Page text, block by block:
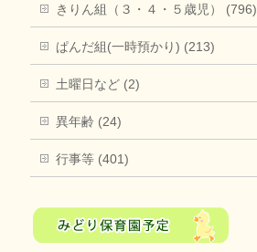
きりん組（３・４・５歳児） (796)
ぱんだ組(一時預かり) (213)
土曜日など (2)
異年齢 (24)
行事等 (401)